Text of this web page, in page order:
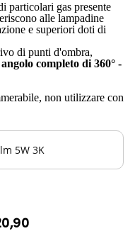
particolari gas presente
alle lampadine
e superiori doti di
di punti d'ombra,
angolo completo di 360° -
non utilizzare con
5W 3K